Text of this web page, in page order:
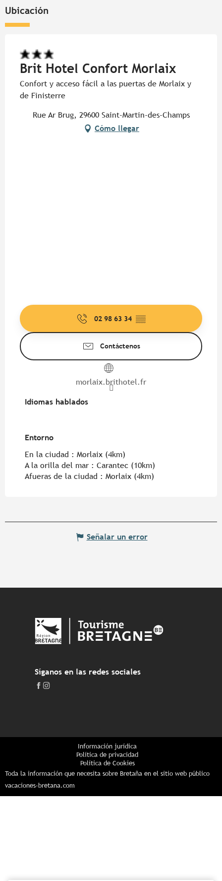
Ubicación
Brit Hotel Confort Morlaix
Confort y acceso fácil a las puertas de Morlaix y
de Finisterre
Rue Ar Brug, 29600 Saint-Martin-des-Champs
Cómo llegar
02 98 63 34 ▒▒
Contáctenos
morlaix.brithotel.fr
Idiomas hablados
Idiomas hablados
Entorno
Entorno
En la ciudad : Morlaix (4km)
A la orilla del mar : Carantec (10km)
Afueras de la ciudad : Morlaix (4km)
Señalar un error
Síganos en las redes sociales
Información jurídica
Política de privacidad
Política de Cookies
Toda la información que necesita sobre Bretaña en el sitio web público
vacaciones-bretana.com